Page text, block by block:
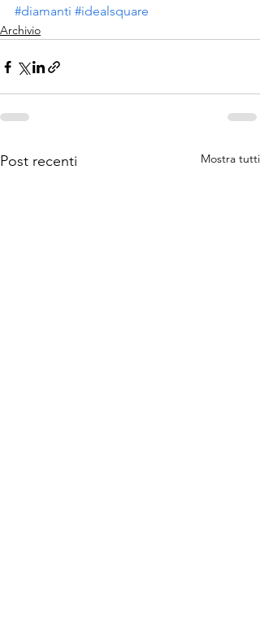
#diamanti #idealsquare
Archivio
Post recenti Mostra tutti